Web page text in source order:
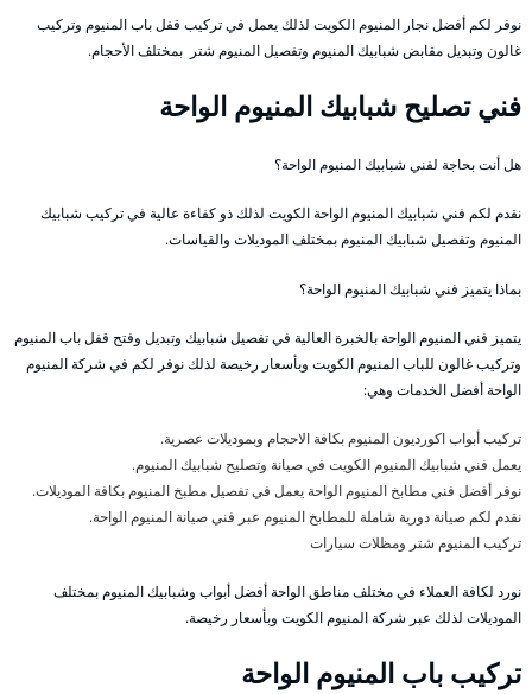
نوفر لكم أفضل نجار المنيوم الكويت لذلك يعمل في تركيب قفل باب المنيوم وتركيب
غالون وتبديل مقابض شبابيك المنيوم وتفصيل المنيوم شتر بمختلف الأحجام.
فني تصليح شبابيك المنيوم الواحة
هل أنت بحاجة لفني شبابيك المنيوم الواحة؟
نقدم لكم فني شبابيك المنيوم الواحة الكويت لذلك ذو كفاءة عالية في تركيب شبابيك
المنيوم وتفصيل شبابيك المنيوم بمختلف الموديلات والقياسات.
بماذا يتميز فني شبابيك المنيوم الواحة؟
يتميز فني المنيوم الواحة بالخبرة العالية في تفصيل شبابيك وتبديل وفتح قفل باب المنيوم
وتركيب غالون للباب المنيوم الكويت وبأسعار رخيصة لذلك نوفر لكم في شركة المنيوم
الواحة أفضل الخدمات وهي:
تركيب أبواب اكورديون المنيوم بكافة الاحجام وبموديلات عصرية.
يعمل فني شبابيك المنيوم الكويت في صيانة وتصليح شبابيك المنيوم.
نوفر أفضل فني مطابخ المنيوم الواحة يعمل في تفصيل مطبخ المنيوم بكافة الموديلات.
نقدم لكم صيانة دورية شاملة للمطابخ المنيوم عبر فني صيانة المنيوم الواحة.
تركيب المنيوم شتر ومظلات سيارات
نورد لكافة العملاء في مختلف مناطق الواحة أفضل أبواب وشبابيك المنيوم بمختلف
الموديلات لذلك عبر شركة المنيوم الكويت وبأسعار رخيصة.
تركيب باب المنيوم الواحة